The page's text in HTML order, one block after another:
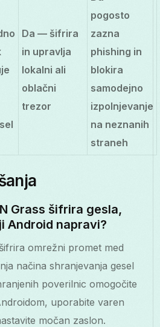
Da — šifrira
in upravlja
lokalni ali
oblačni
trezor
pogosto
zazna
phishing in
blokira
samodejno
izpolnjevanje
na neznanih
straneh
Grass šifrira gesla,
Android napravi?
omrežni promet med
načina shranjevanja gesel
poverilnic omogočite
uporabite varen
močan zaslon.